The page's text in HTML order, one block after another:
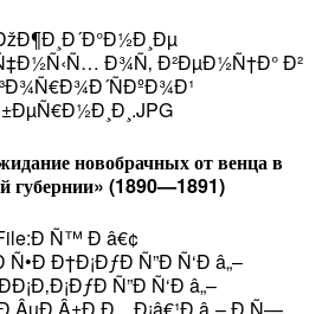
новобрачных от венца в
губернии» (1890—1891)